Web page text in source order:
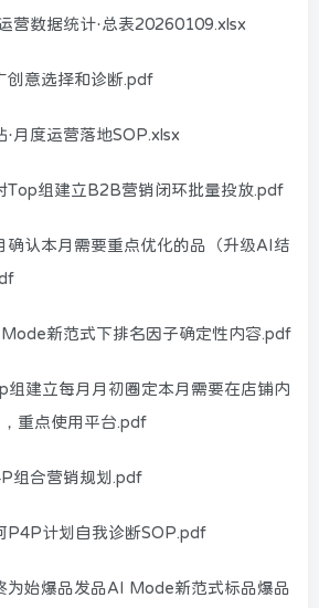
营数据统计·总表20260109.xlsx
意选择和诊断.pdf
月度运营落地SOP.xlsx
组建立B2B营销闭环批量投放.pdf
认本月需要重点优化的品（升级AI结
新范式下排名因子确定性内容.pdf
建立每月月初圈定本月需要在店铺内
重点使用平台.pdf
组合营销规划.pdf
计划自我诊断SOP.pdf
始爆品发品AI Mode新范式标品爆品